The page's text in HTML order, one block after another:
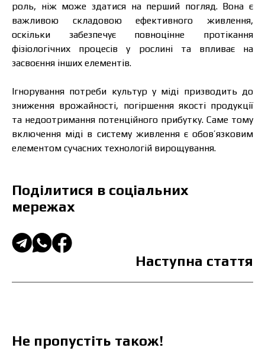
роль, ніж може здатися на перший погляд. Вона є
важливою складовою ефективного живлення,
оскільки забезпечує повноцінне протікання
фізіологічних процесів у рослині та впливає на
засвоєння інших елементів.
Ігнорування потреби культур у міді призводить до
зниження врожайності, погіршення якості продукції
та недоотримання потенційного прибутку. Саме тому
включення міді в систему живлення є обов’язковим
елементом сучасних технологій вирощування.
Поділитися в соціальних
мережах
Наступна стаття
Не пропустіть також!